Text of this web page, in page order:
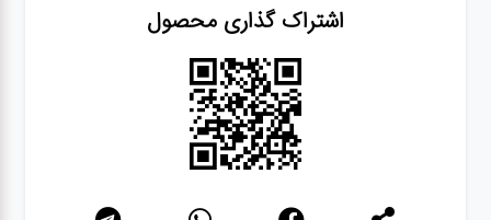
اشتراک گذاری محصول